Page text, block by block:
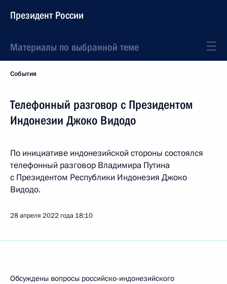
Президент России
Материалы по выбранной теме
События
Телефонный разговор с Президентом
Индонезии Джоко Видодо
По инициативе индонезийской стороны состоялся
телефонный разговор Владимира Путина
с Президентом Республики Индонезия Джоко
Видодо.
28 апреля 2022 года 18:10
Обсуждены вопросы российско-индонезийского